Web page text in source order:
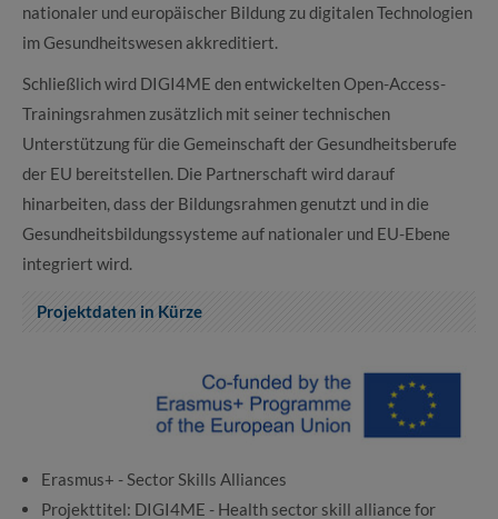
nationaler und europäischer Bildung zu digitalen Technologien
im Gesundheitswesen akkreditiert.
Schließlich wird DIGI4ME den entwickelten Open-Access-
Trainingsrahmen zusätzlich mit seiner technischen
Unterstützung für die Gemeinschaft der Gesundheitsberufe
der EU bereitstellen. Die Partnerschaft wird darauf
hinarbeiten, dass der Bildungsrahmen genutzt und in die
Gesundheitsbildungssysteme auf nationaler und EU-Ebene
integriert wird.
Projektdaten in Kürze
Erasmus+ - Sector Skills Alliances
Projekttitel: DIGI4ME - Health sector skill alliance for